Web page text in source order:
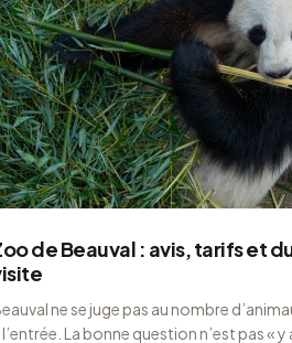
de Beauval : avis, tarifs et
ne se juge pas au nombre
l’entrée. La bonne question n’est pas «